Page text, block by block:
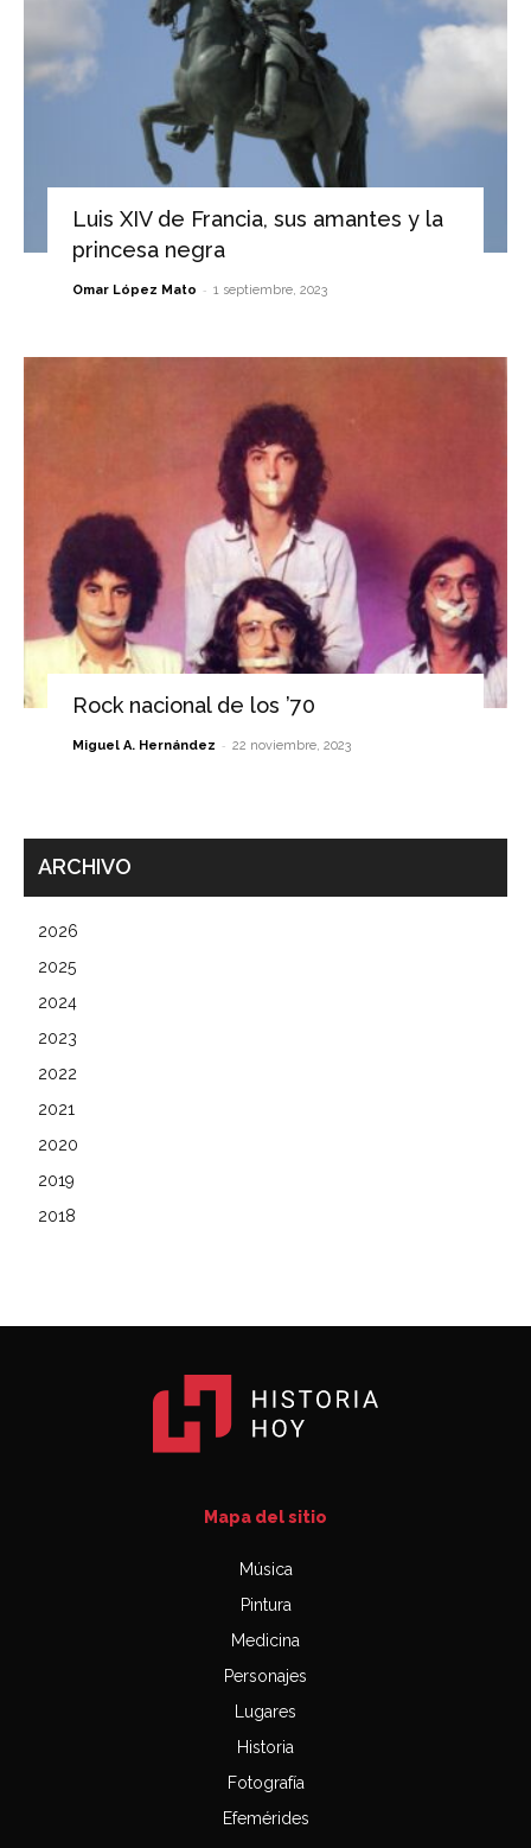
Luis XIV de Francia, sus amantes y la
princesa negra
Omar López Mato - 1 septiembre, 2023
Rock nacional de los ’70
Miguel A. Hernández - 22 noviembre, 2023
ARCHIVO
2026
2025
2024
2023
2022
2021
2020
2019
2018
Mapa del sitio
Música
Pintura
Medicina
Personajes
Lugares
Historia
Fotografía
Efemérides